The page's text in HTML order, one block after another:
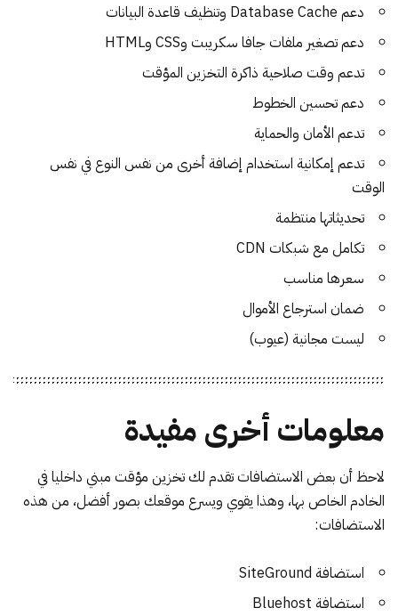
دعم Database Cache وتنظيف قاعدة البيانات
دعم تصغير ملفات جافا سكريبت وCSS وHTML
تدعم وقت صلاحية ذاكرة التخزين المؤقت
دعم تحسين الخطوط
تدعم الأمان والحماية
تدعم إمكانية استخدام إضافة أخرى من نفس النوع في نفس
الوقت
تحديثاتها منتظمة
تكامل مع شبكات CDN
سعرها مناسب
ضمان استرجاع الأموال
ليست مجانية (عيوب)
معلومات أخرى مفيدة
لاحظ أن بعض الاستضافات تقدم لك تخزين مؤقت مبني داخليا في
الخادم الخاص بها، وهذا يقوي ويسرع موقعك بصور أفضل، من هذه
الاستضافات:
استضافة SiteGround
استضافة Bluehost